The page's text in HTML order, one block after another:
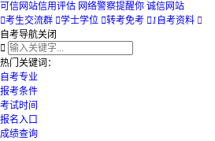
可信网站信用评估 网络警察提醒你 诚信网站
考生交流群 学士学位 转考免考 1 自考资料 
自考导航关闭

热门关键词：
自考专业
报考条件
考试时间
报名入口
成绩查询